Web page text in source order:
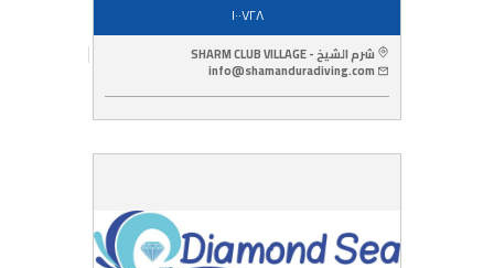
١٠٠٧٢٨
شرم الشيخ - SHARM CLUB VILLAGE
info@shamanduradiving.com